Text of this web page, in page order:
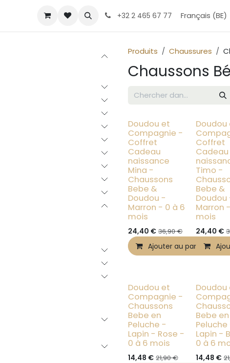
Boutique Help Rendez-vous Contact Us À propos
+32 2 465 67 77 Français (BE)
Produits Chaussures
Chaussons
New Collection
Doudou et
Compagnie -
Coffret
Cadeau
naissance
Mina -
Chaussons
Bebe &
Doudou -
Marron - 0 à 6
mois
24,40 € 36,90€
Ajouter au panier
New
Doudou
Coffret
Cadeau
Timo -
Bebe &
Doudou
Marron
mois
24,40 €
- 20%
Doudou et
Compagnie -
Chaussons
Bebe en
Peluche -
Lapin - Rose -
0 à 6 mois
14,48 € 21,90€
- 20%
Doudou
Bebe en
Peluche
Lapin -
0 à 6
14,48 €